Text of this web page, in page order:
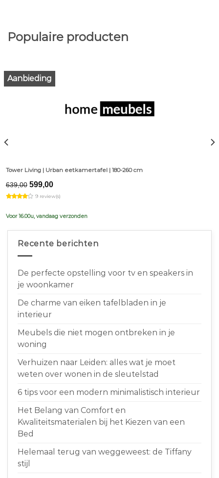
Populaire producten
Aanbieding
Tower Living | Urban eetkamertafel | 180-260 cm
639,00 Original
price
was:
599,00Current
is:
9 review(s)
Voor 16.00u, vandaag verzonden
Recente berichten
De perfecte opstelling voor tv en speakers in
je woonkamer
De charme van eiken tafelbladen in je
interieur
Meubels die niet mogen ontbreken in je
woning
Verhuizen naar Leiden: alles wat je moet
weten over wonen in de sleutelstad
6 tips voor een modern minimalistisch interieur
Het Belang van Comfort en
Kwaliteitsmaterialen bij het Kiezen van een
Bed
Helemaal terug van weggeweest: de Tiffany
stijl